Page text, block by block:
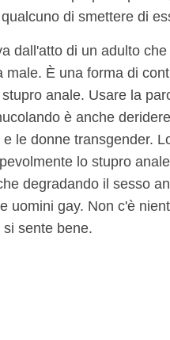
di smettere di
dall'atto di un adulto
male. È una forma di
anale. Usare la
è anche
le donne transgender.
lo stupro
degradando il sesso
uomini gay. Non c'è
sente bene.